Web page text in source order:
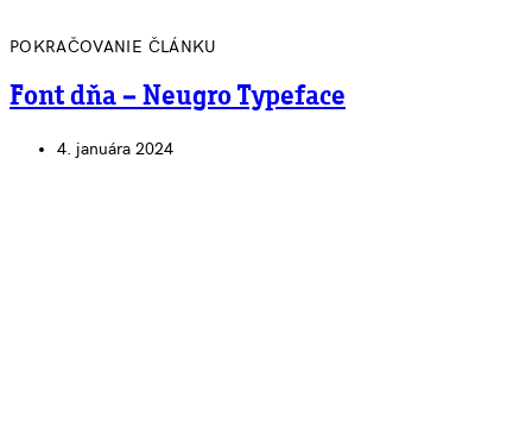
POKRAČOVANIE ČLÁNKU
Font dňa – Neugro Typeface
4. januára 2024